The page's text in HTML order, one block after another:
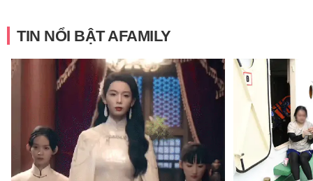
TIN NỔI BẬT AFAMILY